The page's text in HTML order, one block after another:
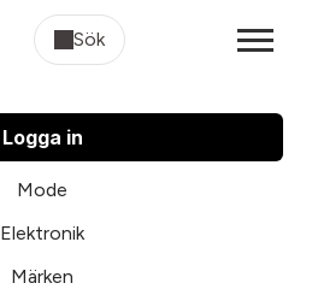
Sök
Logga in
Mode
Elektronik
Märken